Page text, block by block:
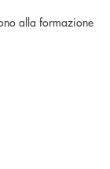
alla formazione